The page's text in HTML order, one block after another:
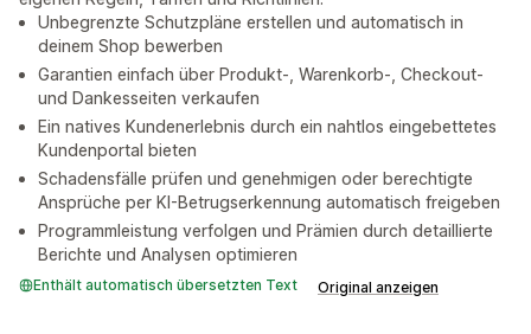
Unbegrenzte Schutzpläne erstellen und automatisch in
deinem Shop bewerben
Garantien einfach über Produkt-, Warenkorb-, Checkout-
und Dankesseiten verkaufen
Ein natives Kundenerlebnis durch ein nahtlos eingebettetes
Kundenportal bieten
Schadensfälle prüfen und genehmigen oder berechtigte
Ansprüche per KI-Betrugserkennung automatisch freigeben
Programmleistung verfolgen und Prämien durch detaillierte
Berichte und Analysen optimieren
Enthält automatisch übersetzten Text Original anzeigen